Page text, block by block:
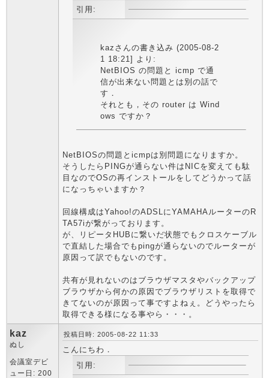
引用:
kazさんの書き込み (2005-08-2
1 18:21] より:
NetBIOS の問題と icmp で通
信が出来ない問題とは別の話で
す．
それとも，その router は Wind
ows ですか？
NetBIOSの問題とicmpは別問題になりますか。
そうしたらPINGが通らない件はNICを変えても駄
目なのでOSの再インストールをしてどうかって話
になっちゃいますか？
回線構成はYahoo!のADSLにYAMAHAルーターのR
TA57iが繋がっております。
が、リピータHUBに繋いだ状態でもクロスケーブル
で直結した場合でもpingが通らないのでルーターが
原因って訳でもないのです。
共有が見れないのはブラウザマスタやバックアップ
ブラウザから何かの原因でブラウザリストを取得で
きてないのが原因って事ですよねぇ。どうやったら
取得できる様になる事やら・・・。
kaz
ぬし
会議室デビ
ュー日: 200
投稿日時: 2005-08-22 11:33
こんにちわ．
引用: